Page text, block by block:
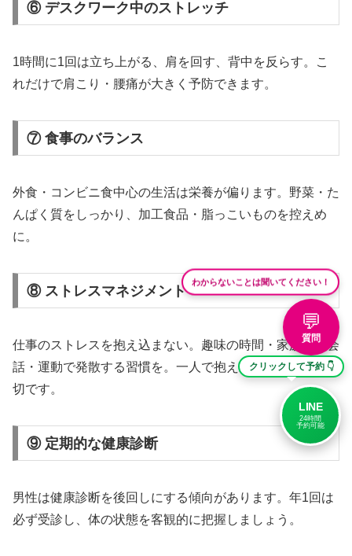
⑥ デスクワーク中のストレッチ
1時間に1回は立ち上がる、肩を回す、背中を反らす。こ
れだけで肩こり・腰痛が大きく予防できます。
⑦ 食事のバランス
外食・コンビニ食中心の生活は栄養が偏ります。野菜・た
んぱく質をしっかり、加工食品・脂っこいものを控えめ
に。
⑧ ストレスマネジメント
仕事のストレスを抱え込まない。趣味の時間・家族との会
話・運動で発散する習慣を。一人で抱え込まないことが大
切です。
⑨ 定期的な健康診断
男性は健康診断を後回しにする傾向があります。年1回は
必ず受診し、体の状態を客観的に把握しましょう。
わからないことは聞いてください！
💬
質問
クリックして予約 👇
LINE
24時間
予約可能